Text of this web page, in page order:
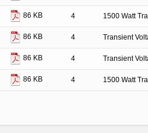
86 KB 4 1500 Watt
86 KB 4 Transient
86 KB 4 Transient
86 KB 4 1500 Watt